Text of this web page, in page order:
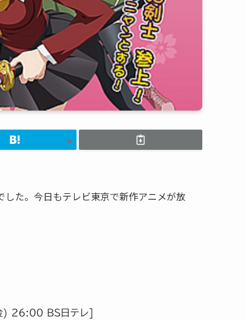
た。今日もテレビ東京で新作アニメが放
26:00 BS日テレ]